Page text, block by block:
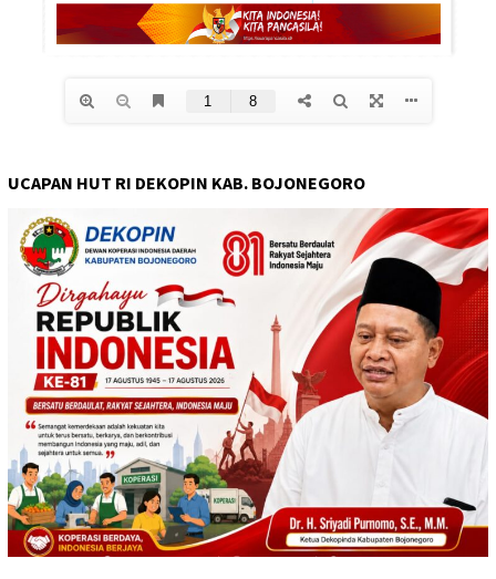
UCAPAN HUT RI DEKOPIN KAB. BOJONEGORO